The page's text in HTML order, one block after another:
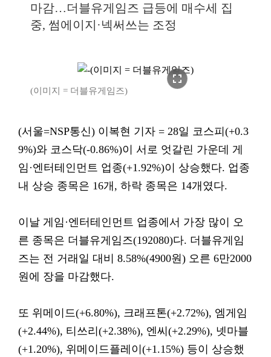
마감…더블유게임즈 급등에 매수세 집
중, 썸에이지·넥써쓰는 조정
fullscreen
(이미지 = 더블유게임즈)
(서울=NSP통신) 이복현 기자 = 28일 코스피(+0.3
9%)와 코스닥(-0.86%)이 서로 엇갈린 가운데 게
임·엔터테인먼트 업종(+1.92%)이 상승했다. 업종
내 상승 종목은 16개, 하락 종목은 14개였다.
이날 게임·엔터테인먼트 업종에서 가장 많이 오
른 종목은 더블유게임즈(192080)다. 더블유게임
즈는 전 거래일 대비 8.58%(4900원) 오른 6만2000
원에 장을 마감했다.
또 위메이드(+6.80%), 크래프톤(+2.72%), 엠게임
(+2.44%), 티쓰리(+2.38%), 엔씨(+2.29%), 넷마블
(+1.20%), 위메이드플레이(+1.15%) 등이 상승했